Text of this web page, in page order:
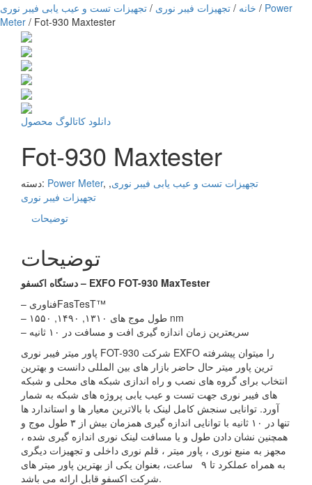
خانه / تجهیزات فیبر نوری / تجهیزات تست و عیب یابی فیبر نوری / Power
Meter / Fot-930 Maxtester
دانلود کاتالوگ محصول
Fot-930 Maxtester
دسته: Power Meter, تجهیزات تست و عیب یابی فیبر نوری,
تجهیزات فیبر نوری
توضیحات
توضیحات
دستگاه اکسفو – EXFO FOT-930 MaxTester
– فناوریFasTesT™
– طول موج های ۱۳۱۰, ۱۴۹۰, ۱۵۵۰ nm
– سریعترین زمان اندازه گیری افت و مسافت در ۱۰ ثانیه
پاور میتر فیبر نوری FOT-930 شرکت EXFO را میتوان پیشرفته
ترین پاور میتر حال حاضر بازار های بین المللی دانست و بهترین
انتخاب برای گروه های نصب و راه اندازی شبکه های محلی و شبکه
های فیبر نوری جهت تست و عیب یابی پروژه های شبکه به شمار
آورد. توانایی سنجش کامل لینک با بالاترین معیار ها و استاندارد ها
تنها در ۱۰ ثانیه با توانایی اندازه گیری همزمان بیش از ۳ طول موج و
همچنین نشان دادن طول و یا مسافت لینک نوری اندازه گیری شده ،
مجهز به منبع نوری ، پاور میتر ، قلم نوری داخلی و تجهیزات دیگری
به همراه عملکرد تا ۹ ساعت، بعنوان یکی از بهترین پاور میتر های
شرکت اکسفو قابل ارائه می باشد.